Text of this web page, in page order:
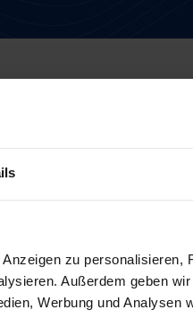
zu personalisieren,
Außerdem geben
Werbung und Analysen
von Lithium-Ionen-
Batterie-Supply-
um alle Aspekte
passende Lösung!